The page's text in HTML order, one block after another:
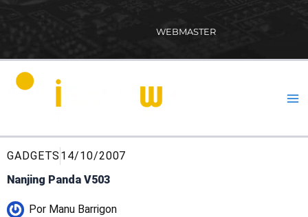
WEBMASTER
GADGETS 14/10/2007
Nanjing Panda V503
Por Manu Barrigon